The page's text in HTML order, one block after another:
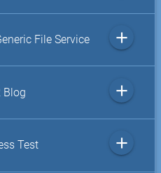
File Service add
Blog add
Test add